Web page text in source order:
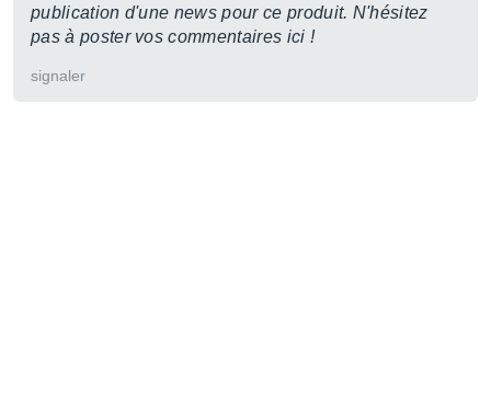
publication d'une news pour ce produit. N'hésitez
pas à poster vos commentaires ici !
signaler